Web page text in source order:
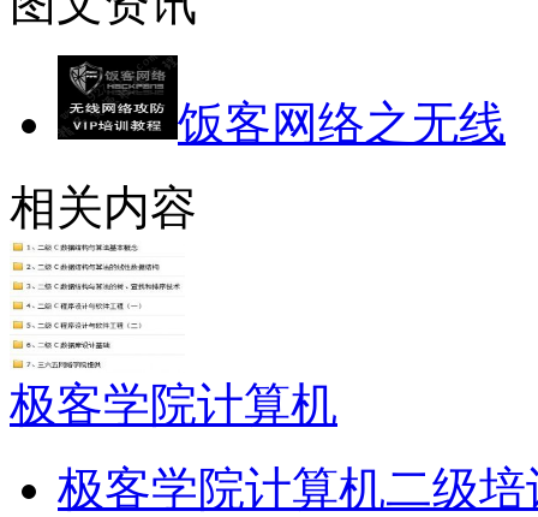
饭客网络之无线
相关内容
极客学院计算机
极客学院计算机二级培